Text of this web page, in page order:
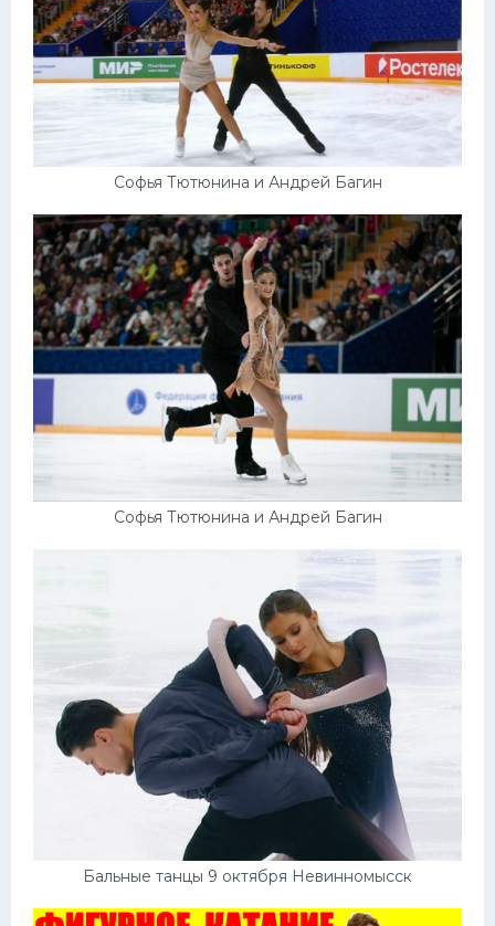
Софья Тютюнина и Андрей Багин
Софья Тютюнина и Андрей Багин
Бальные танцы 9 октября Невинномысск